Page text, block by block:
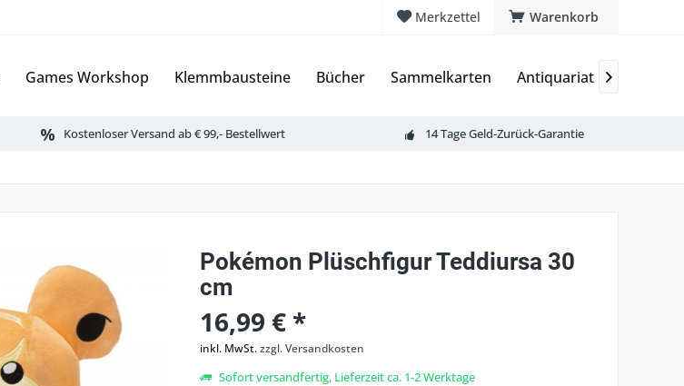
Warenkorb
Merkzettel
Games Workshop Klemmbausteine Bücher Sammelkarten Antiquariat 
Kostenloser Versand ab € 99,- Bestellwert 14 Tage Geld-Zurück-Garantie
Pokémon Plüschfigur Teddiursa 30
cm
16,99 € *
inkl. MwSt.zzgl. Versandkosten
Sofort versandfertig, Lieferzeit ca. 1-2 Werktage